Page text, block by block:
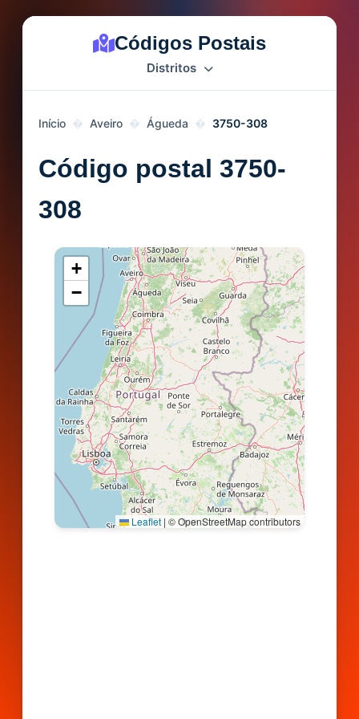
Códigos Postais
Distritos
Início Aveiro Águeda 3750-308
Código postal 3750-
308
+
−
Leaflet | © OpenStreetMap contributors